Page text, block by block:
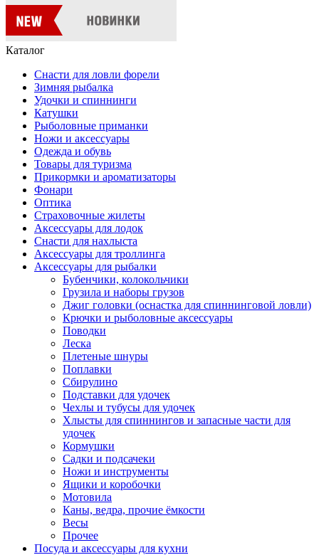
Каталог
Снасти для ловли форели
Зимняя рыбалка
Удочки и спиннинги
Катушки
Рыболовные приманки
Ножи и аксессуары
Одежда и обувь
Товары для туризма
Прикормки и ароматизаторы
Фонари
Оптика
Страховочные жилеты
Аксессуары для лодок
Снасти для нахлыста
Аксессуары для троллинга
Аксессуары для рыбалки
Бубенчики, колокольчики
Грузила и наборы грузов
Джиг головки (оснастка для спиннинговой ловли)
Крючки и рыболовные аксессуары
Поводки
Леска
Плетеные шнуры
Поплавки
Сбирулино
Подставки для удочек
Чехлы и тубусы для удочек
Хлысты для спиннингов и запасные части для
удочек
Кормушки
Садки и подсачеки
Ножи и инструменты
Ящики и коробочки
Мотовила
Каны, ведра, прочие ёмкости
Весы
Прочее
Посуда и аксессуары для кухни